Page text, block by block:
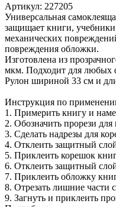
Артикул: 227205
Универсальная
защищает книги,
механических
повреждения обложки.
Изготовлена из
мкм. Подходит для любых
Рулон шириной 33 см и
Инструкция по
1. Примерить книгу и
2. Обозначить прорези для
3. Сделать надрезы для
4. Отклеить защитный
5. Приклеить корешок
6. Отклеить защитный
7. Приклеить обложку
8. Отрезать лишние части
9. Загнуть и приклеить